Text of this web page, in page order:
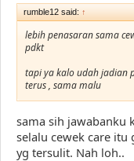
rumble12 said: ↑
lebih penasaran sama
pdkt
tapi ya kalo udah jadian
terus , sama malu
sama sih jawabanku
selalu cewek care itu
yg tersulit. Nah loh..